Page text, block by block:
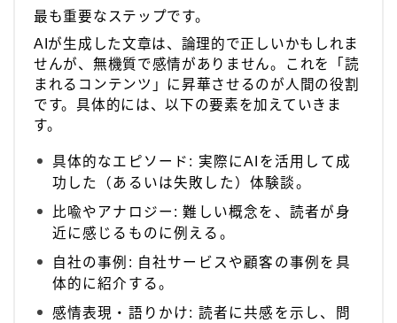
最も重要なステップです。
AIが生成した文章は、論理的で正しいかもしれま
せんが、無機質で感情がありません。これを「読
まれるコンテンツ」に昇華させるのが人間の役割
です。具体的には、以下の要素を加えていきま
す。
具体的なエピソード: 実際にAIを活用して成
功した（あるいは失敗した）体験談。
比喩やアナロジー: 難しい概念を、読者が身
近に感じるものに例える。
自社の事例: 自社サービスや顧客の事例を具
体的に紹介する。
感情表現・語りかけ: 読者に共感を示し、問